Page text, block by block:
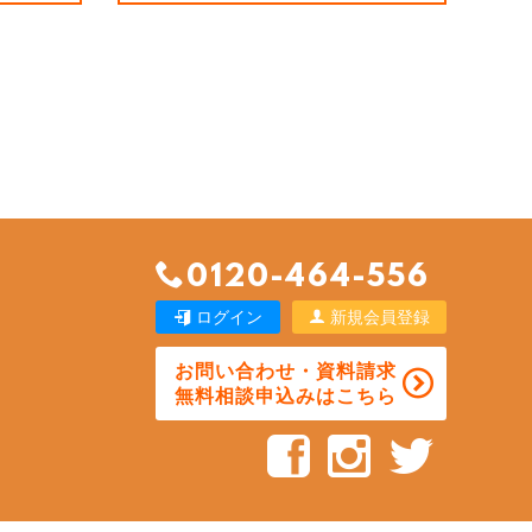
0120-464-556
ログイン 新規会員登録
お問い合わせ・資料請求
無料相談申込みはこちら